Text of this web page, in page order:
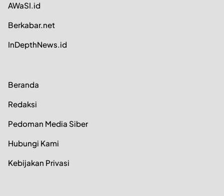
AWaSI.id
Berkabar.net
InDepthNews.id
Beranda
Redaksi
Pedoman Media Siber
Hubungi Kami
Kebijakan Privasi